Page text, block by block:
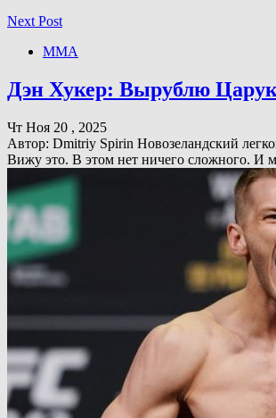
Next Post
ММА
Дэн Хукер: Вырублю
Чт Ноя 20 , 2025
Автор: Dmitriy Spirin Новозеландский
Вижу это. В этом нет ничего сложного. И